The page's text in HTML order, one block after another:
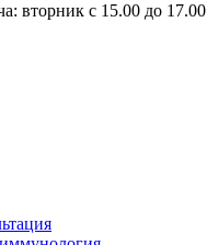
вторник с 15.00 до 17.00